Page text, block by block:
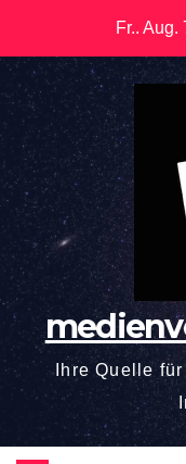
springen
Fr.. Aug.
Ihre Quelle